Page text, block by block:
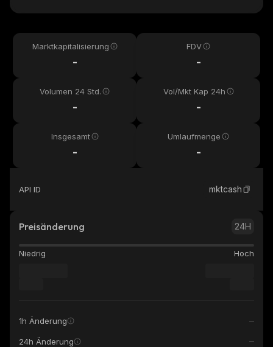
Marktkapitalisierung
-
FDV
-
Volumen 24 Std.
-
Vol/Mkt Kap 24h
-
Insgesamt
-
Umlaufmenge
-
API ID mktcash
Preisänderung 24H
Niedrig Hoch
1h Änderung
24h Änderung